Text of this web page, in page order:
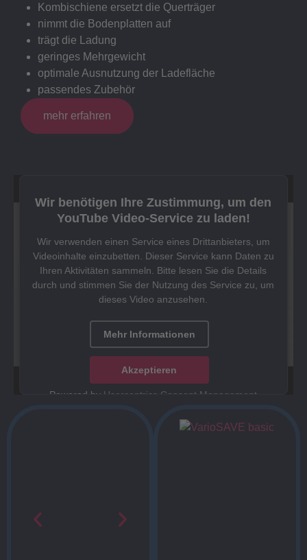
Kombischiene ersetzt die Querträger
nimmt die Bodenplatten auf
trägt die Ladung
geringes Mehrgewicht
optimale Ausnutzung der Ladefläche
passendes Zubehör
mehr erfahren
Wir benötigen Ihre Zustimmung, um den
YouTube Video-Service zu laden!
Wir verwenden einen Service eines Drittanbieters, um
Videoinhalte einzubetten. Dieser Service kann Daten zu
Ihren Aktivitäten sammeln. Bitte lesen Sie die Details
durch und stimmen Sie der Nutzung des Service zu, um
dieses Video anzusehen.
Mehr Informationen
Akzeptieren
Powered by Usercentrics Consent Management